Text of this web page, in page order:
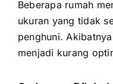
Beberapa rumah
ukuran yang tidak
penghuni.
menjadi kurang